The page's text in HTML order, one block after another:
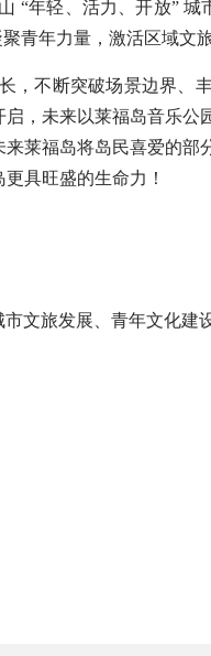
年轻、活力、开放” 城
青年力量，激活区域文
不断突破场景边界、
，未来以莱福岛音乐
莱福岛将岛民喜爱的部
具旺盛的生命力！
旅发展、青年文化建